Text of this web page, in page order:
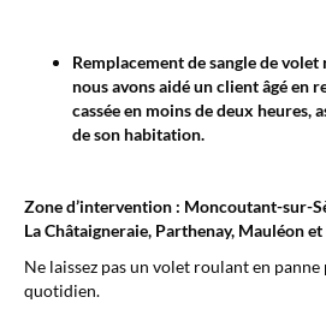
Remplacement de sangle de
nous avons aidé un client âgé en
cassée en moins de deux heures,
de son habitation.
Zone d’intervention : Moncoutant-sur-
La Châtaigneraie, Parthenay, Mauléon
Ne laissez pas un volet roulant en
quotidien.